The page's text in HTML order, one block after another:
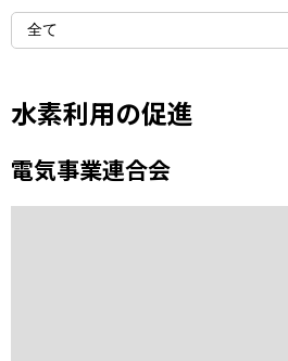
水素利用の促進
電気事業連合会